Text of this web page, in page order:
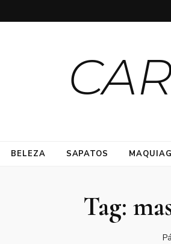
BELEZA SAPATOS
Tag: